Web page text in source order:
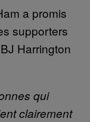
a promis
supporters
Harrington
qui
clairement